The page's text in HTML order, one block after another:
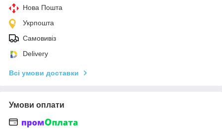
Нова Пошта
Укрпошта
Самовивіз
Delivery
Всі умови доставки
Умови оплати